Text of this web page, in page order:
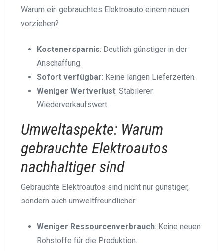
Warum ein gebrauchtes Elektroauto einem neuen
vorziehen?
Kostenersparnis: Deutlich günstiger in der
Anschaffung.
Sofort verfügbar: Keine langen Lieferzeiten.
Weniger Wertverlust: Stabilerer
Wiederverkaufswert.
Umweltaspekte: Warum
gebrauchte Elektroautos
nachhaltiger sind
Gebrauchte Elektroautos sind nicht nur günstiger,
sondern auch umweltfreundlicher:
Weniger Ressourcenverbrauch: Keine neuen
Rohstoffe für die Produktion.